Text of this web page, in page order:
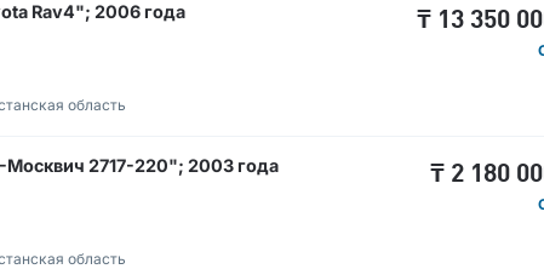
Rav4"; 2006 года
область
₸ 13 350
2717-220"; 2003 года
область
₸ 2 180